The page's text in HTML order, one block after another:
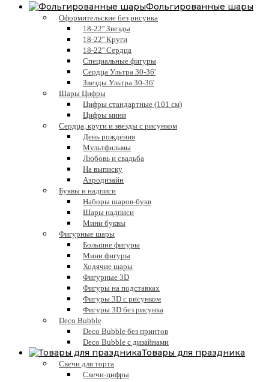
Фольгированные шары
Оформительские без рисунка
18-22'' Звезды
18-22'' Круги
18-22'' Сердца
Специальные фигуры
Сердца Ультра 30-36'
Звезды Ультра 30-36'
Шары Цифры
Цифры стандартные (101 см)
Цифры мини
Сердца, круги и звезды с рисунком
День рождения
Мультфильмы
Любовь и свадьба
На выписку
Аэродизайн
Буквы и надписи
Наборы шаров-букв
Шары надписи
Мини буквы
Фигурные шары
Большие фигуры
Мини фигуры
Ходячие шары
Фигурные 3D
Фигуры на подставках
Фигуры 3D с рисунком
Фигуры 3D без рисунка
Deco Bubble
Deco Bubble без принтов
Deco Bubble с дизайнами
Товары для праздника
Свечи для торта
Свечи-цифры